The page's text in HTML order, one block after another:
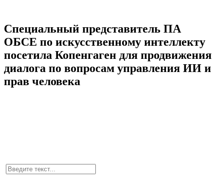
Специальный представитель ПА
ОБСЕ по искусственному интеллекту
посетила Копенгаген для продвижения
диалога по вопросам управления ИИ и
прав человека